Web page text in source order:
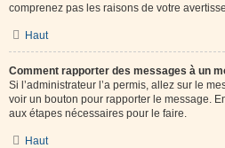
comprenez pas les raisons de votre
Haut
Comment rapporter des messages à un
Si l’administrateur l’a permis, allez sur le
voir un bouton pour rapporter le message.
aux étapes nécessaires pour le faire.
Haut